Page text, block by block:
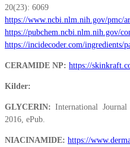
20(23): 6069
https://www.ncbi.nlm.nih.gov/pmc/
https://pubchem.ncbi.nlm.nih.gov/
https://incidecoder.com/ingredients/
CERAMIDE NP: https://
Kilder:
GLYCERIN: International
2016, ePub.
NIACINAMIDE: https://